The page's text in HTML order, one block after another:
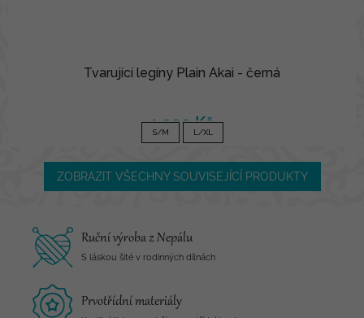
Tvarující legíny Plain Akai - černá
1 090 Kč
S/M L/XL
ZOBRAZIT VŠECHNY SOUVISEJÍCÍ PRODUKTY
Ruční výroba z Nepálu
S láskou šité v rodinných dílnách
Prvotřídní materiály